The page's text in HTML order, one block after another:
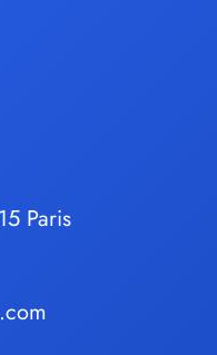
Paris